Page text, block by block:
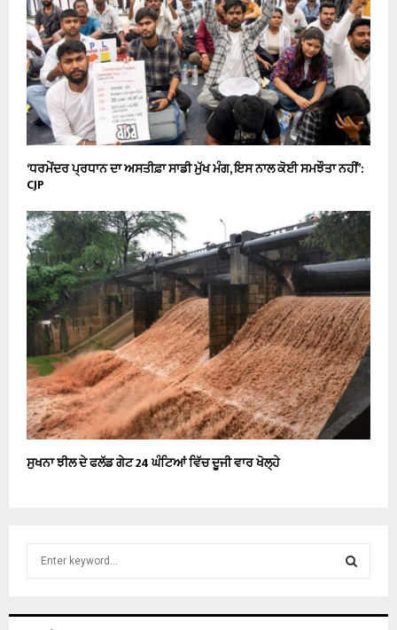
‘ਧਰਮੇਂਦਰ ਪ੍ਰਧਾਨ ਦਾ ਅਸਤੀਫ਼ਾ ਸਾਡੀ ਮੁੱਖ ਮੰਗ, ਇਸ ਨਾਲ ਕੋਈ ਸਮਝੌਤਾ ਨਹੀਂ’:
CJP
ਸੁਖਨਾ ਝੀਲ ਦੇ ਫਲੱਡ ਗੇਟ 24 ਘੰਟਿਆਂ ਵਿੱਚ ਦੂਜੀ ਵਾਰ ਖੋਲ੍ਹੇ